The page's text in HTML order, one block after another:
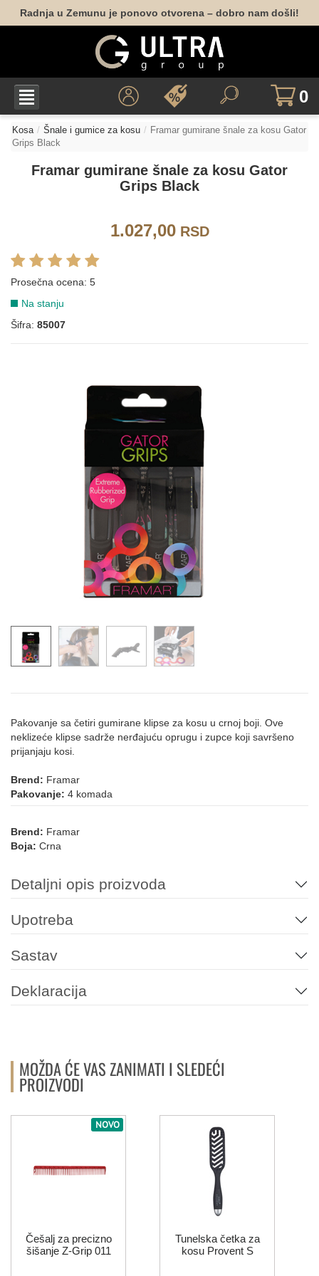
Radnja u Zemunu je ponovo otvorena – dobro nam došli!
0
Kosa Šnale i gumice za kosu
Framar gumirane šnale za kosu Gator
Grips Black
Framar gumirane šnale za kosu Gator
Grips Black
1.027,00RSD
Prosečna ocena: 5
Na stanju
Šifra: 85007
Pakovanje sa četiri gumirane klipse za kosu u crnoj boji. Ove
neklizeće klipse sadrže nerđajuću oprugu i zupce koji savršeno
prijanjaju kosi.
Brend: Framar
Pakovanje: 4 komada
Brend: Framar
Boja: Crna
Detaljni opis proizvoda
Upotreba
Sastav
Deklaracija
MOŽDA ĆE VAS ZANIMATI I SLEDEĆI
PROIZVODI
NOVO
Češalj za precizno
šišanje Z-Grip 011
Tunelska četka za
kosu Provent S